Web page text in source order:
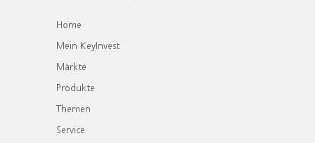
Home
Mein KeyInvest
Märkte
Produkte
Themen
Service